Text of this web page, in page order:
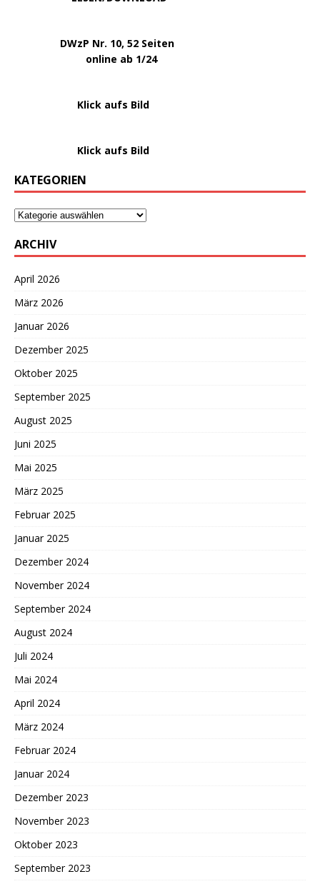
DWzP Nr. 10, 52 Seiten
online ab 1/24
Klick aufs Bild
Klick aufs Bild
KATEGORIEN
ARCHIV
April 2026
März 2026
Januar 2026
Dezember 2025
Oktober 2025
September 2025
August 2025
Juni 2025
Mai 2025
März 2025
Februar 2025
Januar 2025
Dezember 2024
November 2024
September 2024
August 2024
Juli 2024
Mai 2024
April 2024
März 2024
Februar 2024
Januar 2024
Dezember 2023
November 2023
Oktober 2023
September 2023